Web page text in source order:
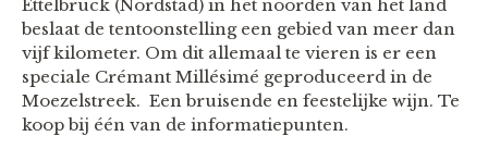
Ettelbruck (Nordstad) in het noorden van het land
beslaat de tentoonstelling een gebied van meer dan
vijf kilometer. Om dit allemaal te vieren is er een
speciale Crémant Millésimé geproduceerd in de
Moezelstreek. Een bruisende en feestelijke wijn. Te
koop bij één van de informatiepunten.